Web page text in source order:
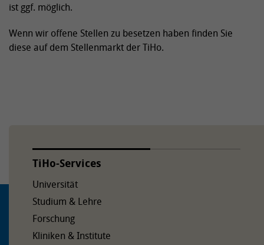
ist ggf. möglich.
Wenn wir offene Stellen zu besetzen haben finden Sie
diese auf dem Stellenmarkt der TiHo.
TiHo-Services
Universität
Studium & Lehre
Forschung
Kliniken & Institute